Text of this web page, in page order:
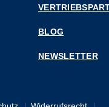
BLOG
NEWSLETTER